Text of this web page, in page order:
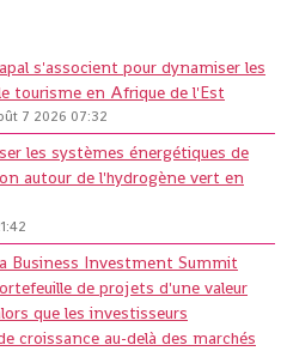
s'associent pour dynamiser les
tourisme en Afrique de l'Est
7 2026 07:32
les systèmes énergétiques de
autour de l'hydrogène vert en
Business Investment Summit
de projets d'une valeur
que les investisseurs
croissance au-delà des marchés